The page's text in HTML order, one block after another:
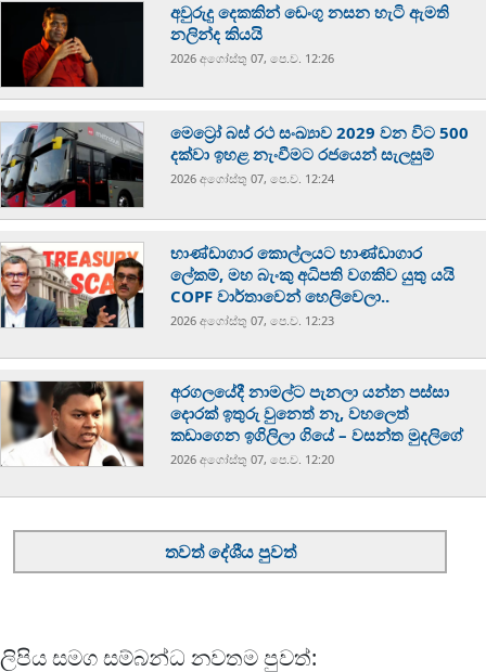
අවුරුදු දෙකකින් ඩෙංගු නසන හැටි ඇමති
නලින්ද කියයි
2026 අගෝස්‍තු 07, පෙ.ව. 12:26
මෙට්‍රෝ බස් රථ සංඛ්‍යාව 2029 වන විට 500
දක්වා ඉහළ නැංවීමට රජයෙන් සැලසුම්
2026 අගෝස්‍තු 07, පෙ.ව. 12:24
භාණ්ඩාගාර කොල්ලයට භාණ්ඩාගාර
ලේකම්, මහ බැංකු අධිපති වගකිව යුතු යයි
COPF වාර්තාවෙන් හෙලිවෙලා..
2026 අගෝස්‍තු 07, පෙ.ව. 12:23
අරගලයේදී නාමල්ට පැනලා යන්න පස්ස‍ා
දොරක් ඉතුරු වුනෙත් නෑ, වහලෙත්
කඩාගෙන ඉගිලිලා ගියේ – වසන්ත මුදලිගේ
2026 අගෝස්‍තු 07, පෙ.ව. 12:20
තවත් දේශීය පුවත්
ලිපිය සමග සම්බන්ධ නවතම පුවත්: